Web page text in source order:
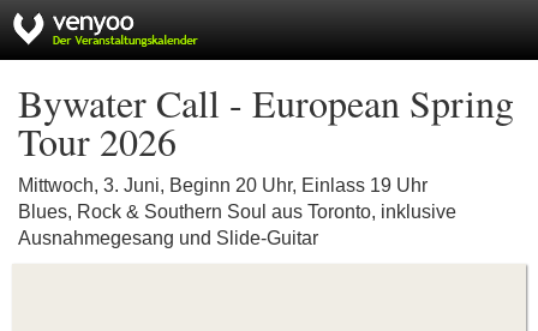
Bywater Call - European Spring
Tour 2026
Mittwoch, 3. Juni, Beginn 20 Uhr, Einlass 19 Uhr
Blues, Rock & Southern Soul aus Toronto, inklusive
Ausnahmegesang und Slide-Guitar